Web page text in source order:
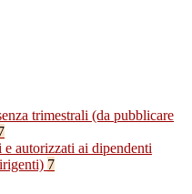
trimestrali (da pubblicare
autorizzati ai dipendenti
7